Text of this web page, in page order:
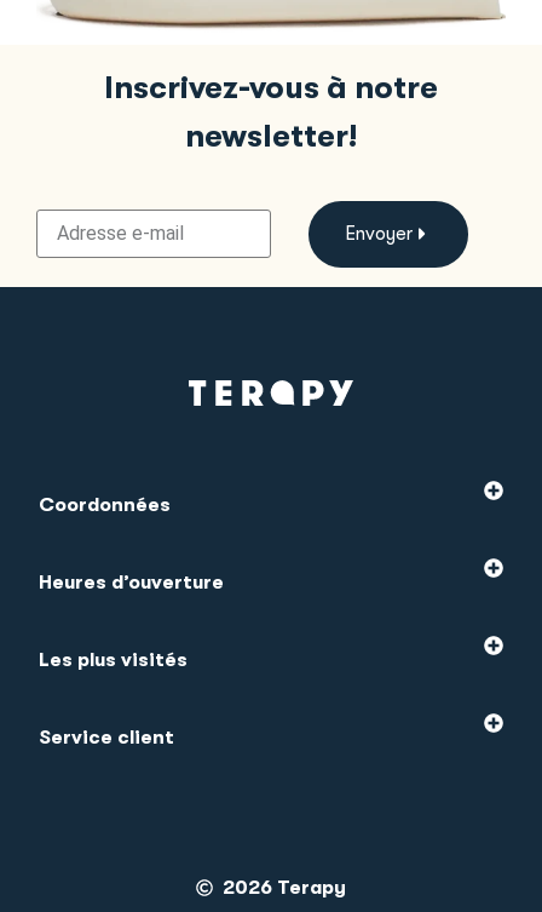
Inscrivez-vous à notre
newsletter!
Envoyer
Coordonnées
Heures d’ouverture
Les plus visités
Service client
2026 Terapy